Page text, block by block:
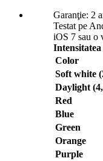
Garanţie: 2
Testat pe
iOS 7 sau o
Color
Soft white
Daylight
Red
Blue
Green
Orange
Purple